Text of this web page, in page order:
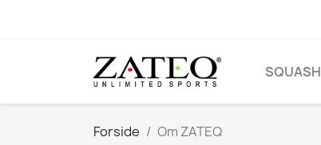
SQUASH
Forside Om ZATEQ